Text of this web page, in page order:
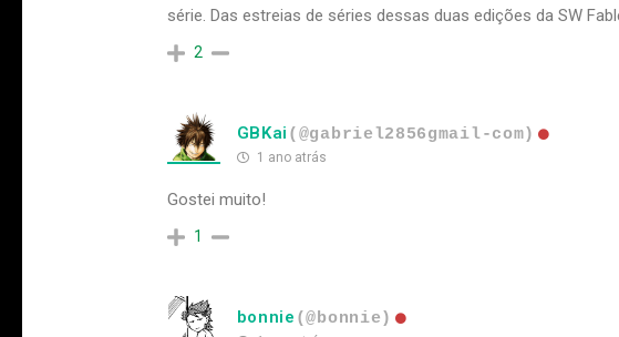
série. Das estreias de séries dessas duas edições da SW
2
GBKai (@gabriel2856gmail-com)
1 ano atrás
Gostei muito!
1
bonnie (@bonnie)